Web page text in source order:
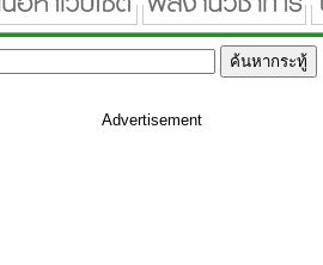
Advertisement